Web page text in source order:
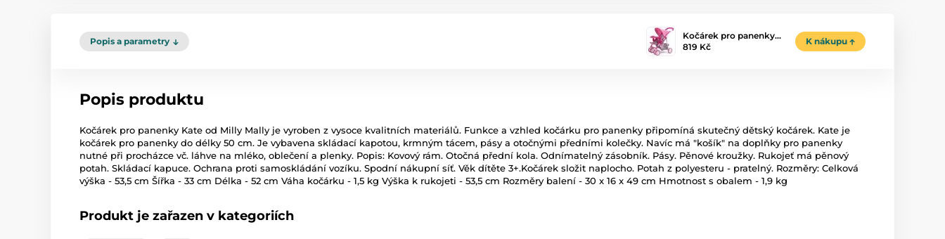
Popis a parametry
Kočárek pro panenky…
819 Kč
K nákupu
Popis produktu
Kočárek pro panenky Kate od Milly Mally je vyroben z vysoce kvalitních materiálů. Funkce a vzhled kočárku pro panenky připomíná skutečný dětský kočárek. Kate je
kočárek pro panenky do délky 50 cm. Je vybavena skládací kapotou, krmným tácem, pásy a otočnými předními kolečky. Navíc má "košík" na doplňky pro panenky
nutné při procházce vč. láhve na mléko, oblečení a plenky. Popis: Kovový rám. Otočná přední kola. Odnímatelný zásobník. Pásy. Pěnové kroužky. Rukojeť má pěnový
potah. Skládací kapuce. Ochrana proti samoskládání vozíku. Spodní nákupní síť. Věk dítěte 3+.Kočárek složit naplocho. Potah z polyesteru - pratelný. Rozměry: Celková
výška - 53,5 cm Šířka - 33 cm Délka - 52 cm Váha kočárku - 1,5 kg Výška k rukojeti - 53,5 cm Rozměry balení - 30 x 16 x 49 cm Hmotnost s obalem - 1,9 kg
Produkt je zařazen v kategoriích